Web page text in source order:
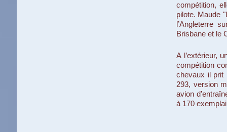
compétition,
pilote. Maude
l’Angleterre
Brisbane et le
A l’extérieur,
compétition
chevaux il prit
293, version
avion
à 170